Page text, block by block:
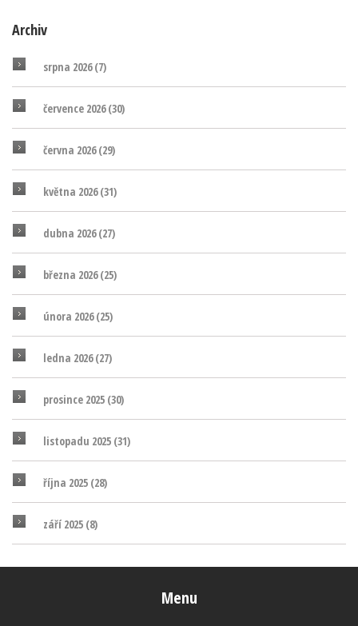
Archiv
srpna 2026(7)
července 2026(30)
června 2026(29)
května 2026(31)
dubna 2026(27)
března 2026(25)
února 2026(25)
ledna 2026(27)
prosince 2025 (30)
listopadu 2025 (31)
října 2025 (28)
září 2025 (8)
Menu